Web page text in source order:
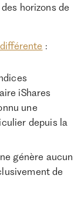
horizons de
:
iShares
une
depuis la
ne génère aucun
de